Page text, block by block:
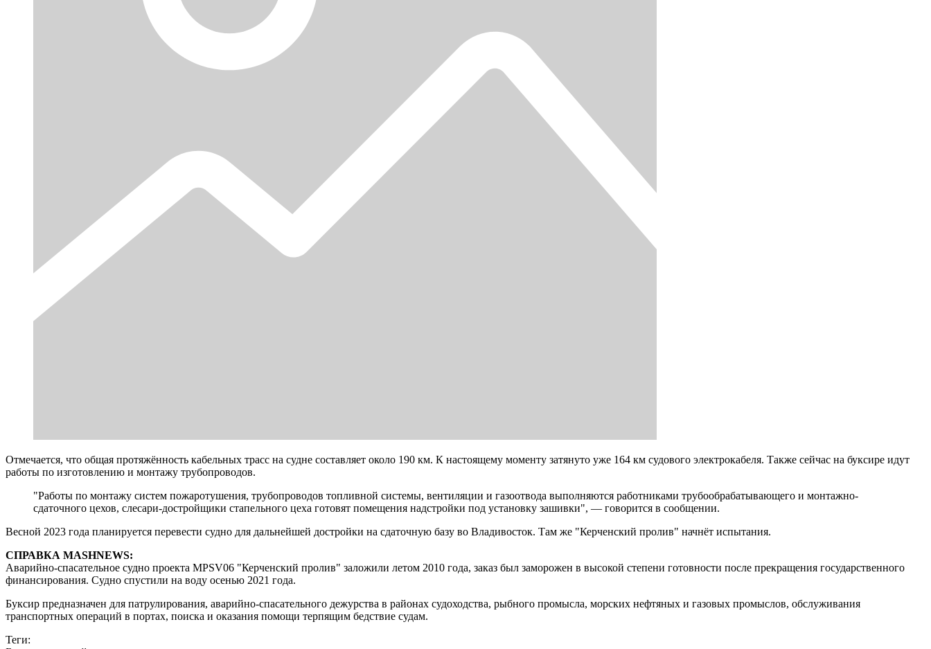
Отмечается, что общая протяжённость кабельных трасс на судне составляет около 190 км. К настоящему моменту затянуто уже 164 км судового электрокабеля. Также сейчас на буксире идут
работы по изготовлению и монтажу трубопроводов.
"Работы по монтажу систем пожаротушения, трубопроводов топливной системы, вентиляции и газоотвода выполняются работниками трубообрабатывающего и монтажно-
сдаточного цехов, слесари-достройщики стапельного цеха готовят помещения надстройки под установку зашивки", — говорится в сообщении.
Весной 2023 года планируется перевести судно для дальнейшей достройки на сдаточную базу во Владивосток. Там же "Керченский пролив" начнёт испытания.
СПРАВКА MASHNEWS:
Аварийно-спасательное судно проекта MPSV06 "Керченский пролив" заложили летом 2010 года, заказ был заморожен в высокой степени готовности после прекращения государственного
финансирования. Судно спустили на воду осенью 2021 года.
Буксир предназначен для патрулирования, аварийно-спасательного дежурства в районах судоходства, рыбного промысла, морских нефтяных и газовых промыслов, обслуживания
транспортных операций в портах, поиска и оказания помощи терпящим бедствие судам.
Теги: